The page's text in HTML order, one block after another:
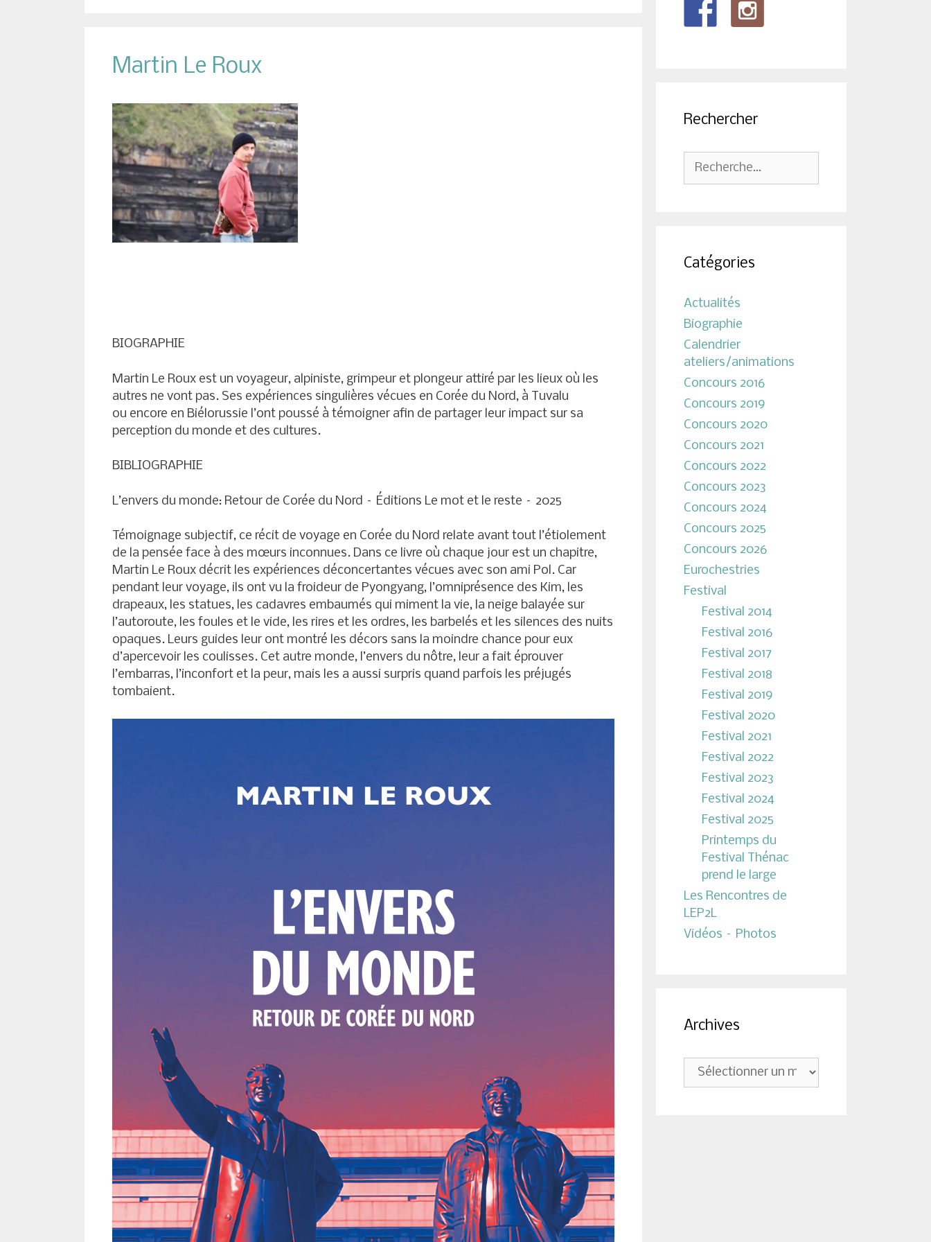
Martin Le Roux
BIOGRAPHIE
Martin Le Roux est un voyageur, alpiniste, grimpeur et plongeur attiré par les lieux où les
autres ne vont pas. Ses expériences singulières vécues en Corée du Nord, à Tuvalu
ou encore en Biélorussie l’ont poussé à témoigner afin de partager leur impact sur sa
perception du monde et des cultures.
BIBLIOGRAPHIE
L’envers du monde: Retour de Corée du Nord – Éditions Le mot et le reste – 2025
Témoignage subjectif, ce récit de voyage en Corée du Nord relate avant tout l’étiolement
de la pensée face à des mœurs inconnues. Dans ce livre où chaque jour est un chapitre,
Martin Le Roux décrit les expériences déconcertantes vécues avec son ami Pol. Car
pendant leur voyage, ils ont vu la froideur de Pyongyang, l’omniprésence des Kim, les
drapeaux, les statues, les cadavres embaumés qui miment la vie, la neige balayée sur
l’autoroute, les foules et le vide, les rires et les ordres, les barbelés et les silences des nuits
opaques. Leurs guides leur ont montré les décors sans la moindre chance pour eux
d’apercevoir les coulisses. Cet autre monde, l’envers du nôtre, leur a fait éprouver
l’embarras, l’inconfort et la peur, mais les a aussi surpris quand parfois les préjugés
tombaient.
Rechercher
Rechercher :
Catégories
Actualités
Biographie
Calendrier
ateliers/animations
Concours 2016
Concours 2019
Concours 2020
Concours 2021
Concours 2022
Concours 2023
Concours 2024
Concours 2025
Concours 2026
Eurochestries
Festival
Festival 2014
Festival 2016
Festival 2017
Festival 2018
Festival 2019
Festival 2020
Festival 2021
Festival 2022
Festival 2023
Festival 2024
Festival 2025
Printemps du
Festival Thénac
prend le large
Les Rencontres de
LEP2L
Vidéos – Photos
Archives
Archives